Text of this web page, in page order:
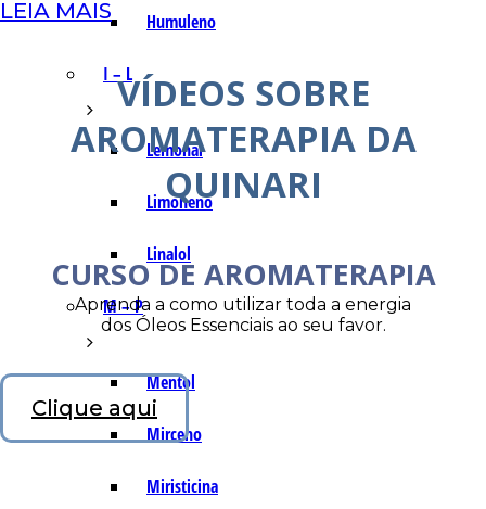
Humuleno
I – L
Lemonal
Limoneno
Linalol
M – P
Mentol
Mirceno
Miristicina
LEIA MAIS
VÍDEOS SOBRE
AROMATERAPIA DA
QUINARI
CURSO DE AROMATERAPIA
Aprenda a como utilizar toda a energia
dos Óleos Essenciais ao seu favor.
Clique aqui